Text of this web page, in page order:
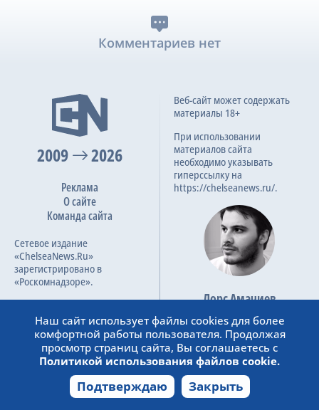
Комментариев нет
2009 2026
Реклама
О сайте
Команда сайта
Сетевое издание
«ChelseaNews.Ru»
зарегистрировано в
«Роскомнадзоре».
ФС 77 – 87138.
Веб-сайт может содержать
материалы 18+
При использовании
материалов сайта
необходимо указывать
гиперссылку на
https://chelseanews.ru/.
Лорс Амачиев
Основатель сайта
admin@chelseanews.ru
https://www.linkedin.com/
Наш сайт использует файлы cookies для более
комфортной работы пользователя. Продолжая
просмотр страниц сайта, Вы соглашаетесь с
Политикой использования файлов cookie.
Подтверждаю Закрыть